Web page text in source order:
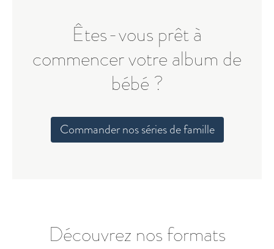
Êtes-vous prêt à
commencer votre album de
bébé ?
Commander nos séries de famille
Découvrez nos formats